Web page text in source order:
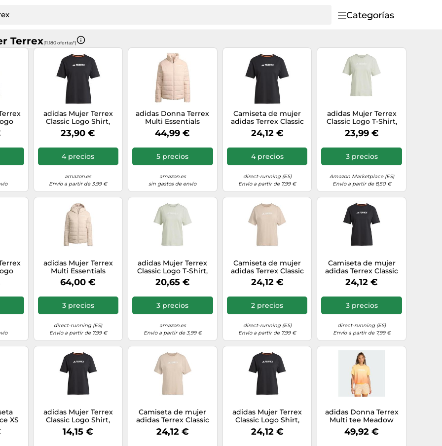
Categorías
Terrex(11.180 ofertas*)
L
adidas Mujer Terrex
Classic Logo Shirt,
Black, L
23,90 €
4 precios
amazon.es
Envío a partir de 3,99 €
adidas Donna Terrex
Multi Essentials
Insulated Jacket,
Wonder Taupe, M
44,99 €
5 precios
amazon.es
sin gastos de envío
Camiseta de mujer
adidas Terrex Classic
Logo S Female
24,12 €
4 precios
direct-running (ES)
Envío a partir de 7,99 €
adidas Mujer Terrex
Classic Logo T-Shirt,
Linen Green, XS
23,99 €
3 precios
Amazon Marketplace (ES)
Envío a partir de 8,50 €
M
adidas Mujer Terrex
Multi Essentials
CLIMAWARM Insulated
Hooded Jacket,
64,00 €
3 precios
direct-running (ES)
Envío a partir de 7,99 €
adidas Mujer Terrex
Classic Logo T-Shirt,
Linen Green, L
20,65 €
3 precios
amazon.es
Envío a partir de 3,99 €
Camiseta de mujer
adidas Terrex Classic
Logo S Female
24,12 €
2 precios
direct-running (ES)
Envío a partir de 7,99 €
Camiseta de mujer
adidas Terrex Classic
Logo XL Female
24,12 €
3 precios
direct-running (ES)
Envío a partir de 7,99 €
XS
adidas Mujer Terrex
Classic Logo Shirt,
Black, M
14,15 €
Camiseta de mujer
adidas Terrex Classic
Logo XS Female
24,12 €
adidas Mujer Terrex
Classic Logo Shirt,
Black, XS
24,12 €
adidas Donna Terrex
Multi tee Meadow
Pack, Semi Ice
Tangerine, M
49,92 €